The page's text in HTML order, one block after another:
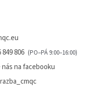
849 806
na facebooku